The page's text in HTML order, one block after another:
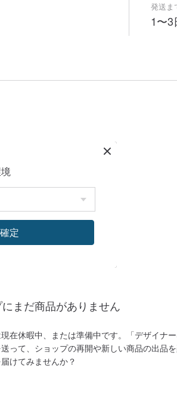
発送ま
1〜3
まだ商品がありません
在休暇中、または準備中です。「デザイナ
って、ショップの再開や新しい商品の出品
けてみませんか？
確定